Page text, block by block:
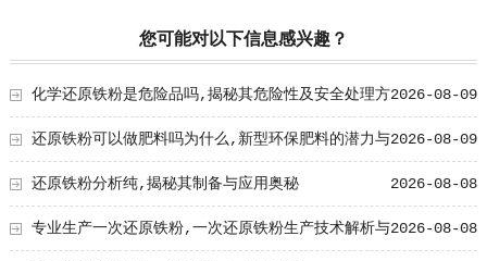
您可能对以下信息感兴趣？
2026-08-09
化学还原铁粉是危险品吗,揭秘其危险性及安全处理方
法 2026-08-09
还原铁粉可以做肥料吗为什么,新型环保肥料的潜力与
优势 2026-08-08
还原铁粉分析纯,揭秘其制备与应用奥秘
2026-08-08
专业生产一次还原铁粉,一次还原铁粉生产技术解析与